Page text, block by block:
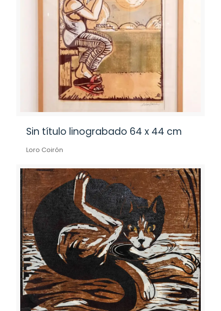
Sin título linograbado 64 x 44 cm
Loro Coirón